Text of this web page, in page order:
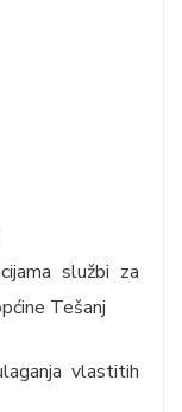
službi za
Tešanj
vlastitih